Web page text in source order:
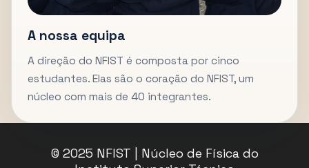
A nossa equipa
A direção do NFIST é composta por cinco
estudantes. Elas são o coração do NFIST, um
núcleo com mais de 40 integrantes.
© 2025 NFIST | Núcleo de Física do